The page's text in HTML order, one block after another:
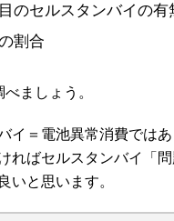
のセルスタンバイの有
割合
ましょう。
イ＝電池異常消費では
ればセルスタンバイ「
いと思います。